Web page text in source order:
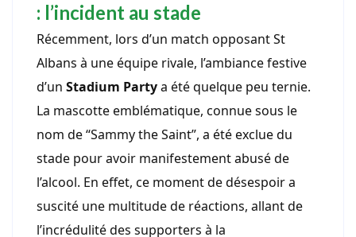
: l’incident au stade
Récemment, lors d’un match opposant St
Albans à une équipe rivale, l’ambiance festive
d’un Stadium Partya été quelque peu ternie.
La mascotte emblématique, connue sous le
nom de “Sammy the Saint”, a été exclue du
stade pour avoir manifestement abusé de
l’alcool. En effet, ce moment de désespoir a
suscité une multitude de réactions, allant de
l’incrédulité des supporters à la